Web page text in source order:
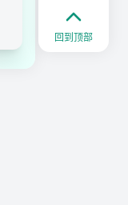
回到顶部